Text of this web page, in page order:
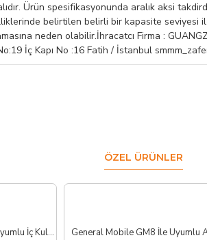
Ürün spesifikasyonunda aralık aksi
belirtilen belirli bir kapasite seviyesi
neden olabilir.İhracatcı Firma :
İç Kapı No :16 Fatih / İstanbul
ÖZEL ÜRÜNLER
Pocophone X3 GT İle Uyumlu İç Kulaklık